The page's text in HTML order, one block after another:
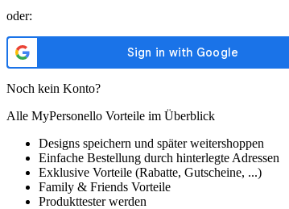
oder:
Noch kein Konto?
Alle MyPersonello Vorteile im Überblick
Designs speichern und später weitershoppen
Einfache Bestellung durch hinterlegte Adressen
Exklusive Vorteile (Rabatte, Gutscheine, ...)
Family & Friends Vorteile
Produkttester werden